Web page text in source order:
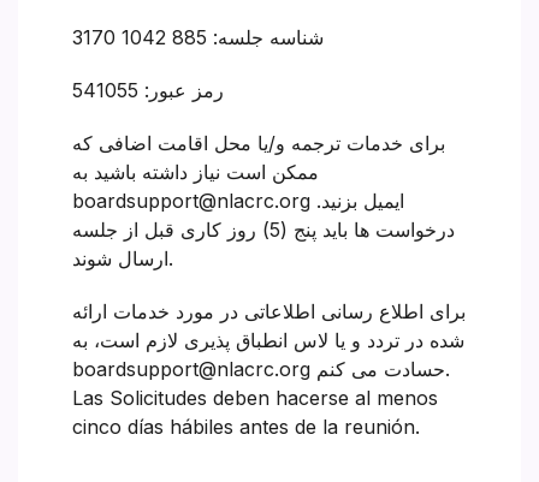
شناسه جلسه: 885 1042 3170
رمز عبور: 541055
برای خدمات ترجمه و/یا محل اقامت اضافی که
ممکن است نیاز داشته باشید به
boardsupport@nlacrc.org ایمیل بزنید.
درخواست ها باید پنج (5) روز کاری قبل از جلسه
ارسال شوند.
برای اطلاع رسانی اطلاعاتی در مورد خدمات ارائه
شده در تردد و یا لاس انطباق پذیری لازم است، به
boardsupport@nlacrc.org حسادت می کنم.
Las Solicitudes deben hacerse al menos
cinco días hábiles antes de la reunión.